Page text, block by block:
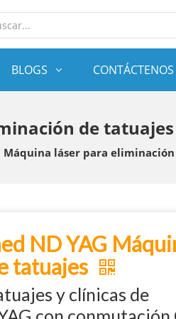
BLOGS CONTÁCTENOS
de tatuajes
Máquina láser para
ND YAG
tatuajes
y clínicas de